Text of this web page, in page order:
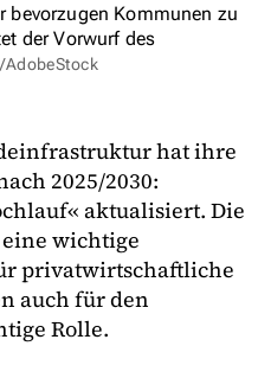
bevorzugen Kommunen zu
der Vorwurf des
hat ihre
2025/2030:
aktualisiert. Die
wichtige
privatwirtschaftliche
auch für den
Rolle.